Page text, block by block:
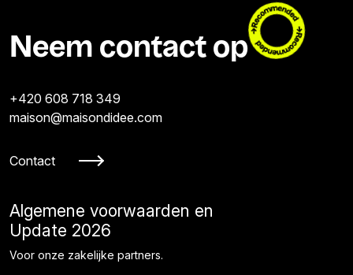
Neem contact op
+420 608 718 349
maison@maisondidee.com
Contact
Algemene voorwaarden en
Update 2026
Voor onze zakelijke partners.